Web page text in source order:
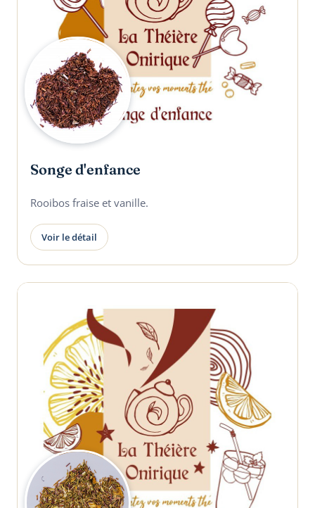
Songe d'enfance
Rooibos fraise et vanille.
Voir le détail